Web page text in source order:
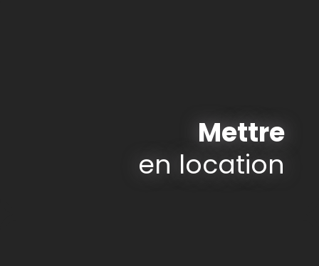
Mettre
en location